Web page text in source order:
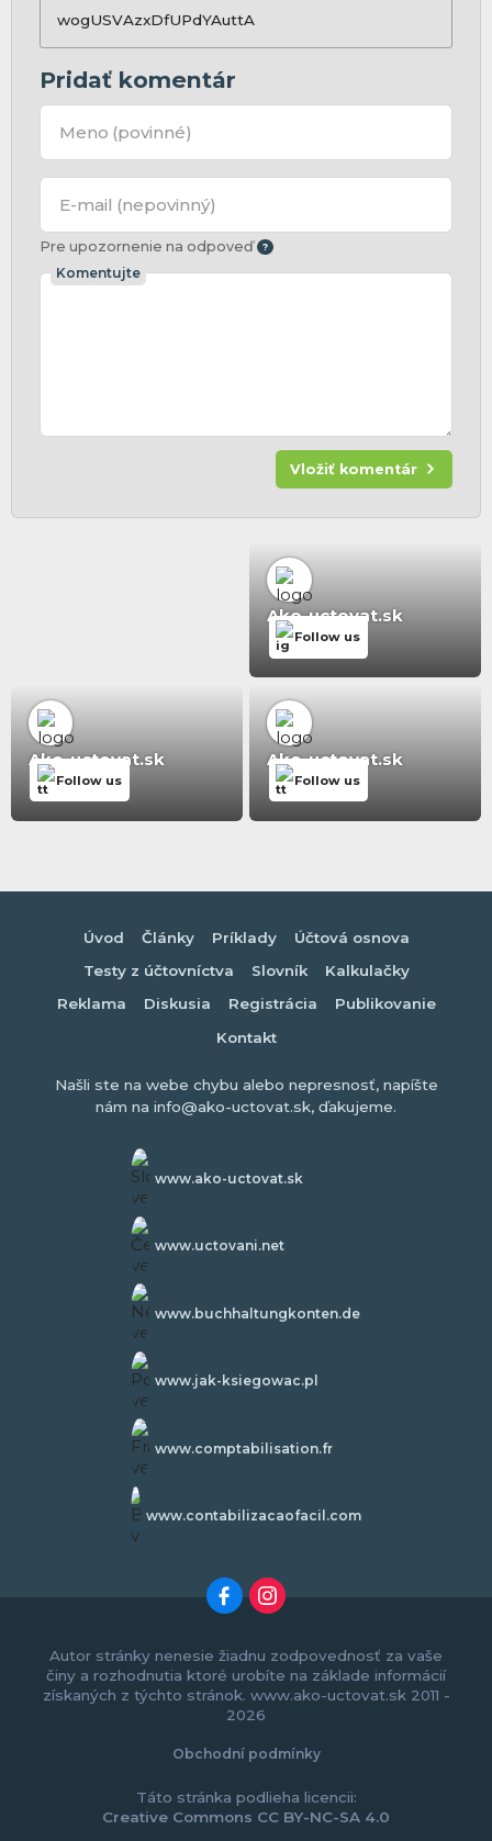
wogUSVAzxDfUPdYAuttA
Pridať komentár
Meno (povinné)
E-mail (nepovinný)
Pre upozornenie na odpoveď
Komentujte
Vložiť komentár
Ako-uctovat.sk
Follow us
Ako-uctovat.sk
Follow us
Ako-uctovat.sk
Follow us
Úvod Články Príklady
Účtová osnova
Testy z účtovníctva
Slovník
Kalkulačky
Reklama
Diskusia Registrácia
Publikovanie
Kontakt
Našli ste na webe chybu alebo nepresnosť, napíšte
nám na info@ako-uctovat.sk, ďakujeme.
www.ako-uctovat.sk
www.uctovani.net
www.buchhaltungkonten.de
www.jak-ksiegowac.pl
www.comptabilisation.fr
www.contabilizacaofacil.com
Autor stránky nenesie žiadnu zodpovednosť za vaše
činy a rozhodnutia ktoré urobíte na základe informácií
získaných z týchto stránok. www.ako-uctovat.sk 2011 -
2026
Obchodní podmínky
Táto stránka podlieha licencii:
Creative Commons CC BY-NC-SA 4.0